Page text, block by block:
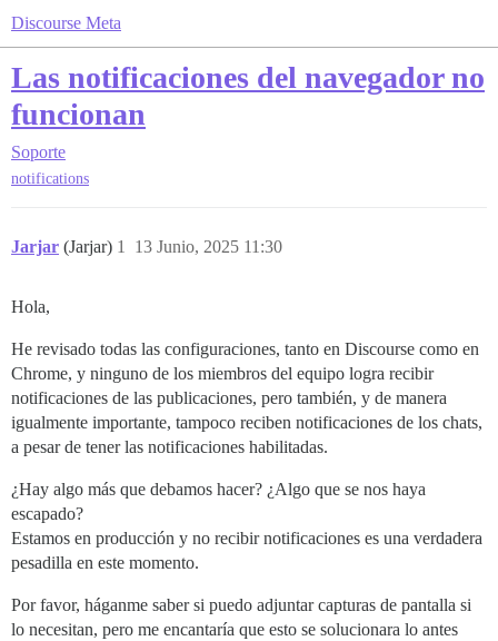
Discourse Meta
Las notificaciones del navegador no
funcionan
Soporte
notifications
Jarjar (Jarjar) 13 Junio, 2025 11:30
1
Hola,
He revisado todas las configuraciones, tanto en Discourse como en
Chrome, y ninguno de los miembros del equipo logra recibir
notificaciones de las publicaciones, pero también, y de manera
igualmente importante, tampoco reciben notificaciones de los chats,
a pesar de tener las notificaciones habilitadas.
¿Hay algo más que debamos hacer? ¿Algo que se nos haya
escapado?
Estamos en producción y no recibir notificaciones es una verdadera
pesadilla en este momento.
Por favor, háganme saber si puedo adjuntar capturas de pantalla si
lo necesitan, pero me encantaría que esto se solucionara lo antes